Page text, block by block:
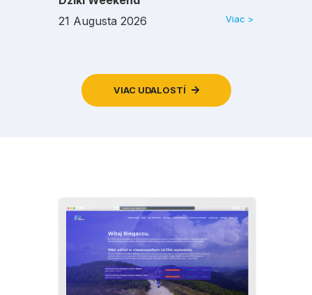
21 Augusta 2026
Viac >
VIAC UDALOSTÍ